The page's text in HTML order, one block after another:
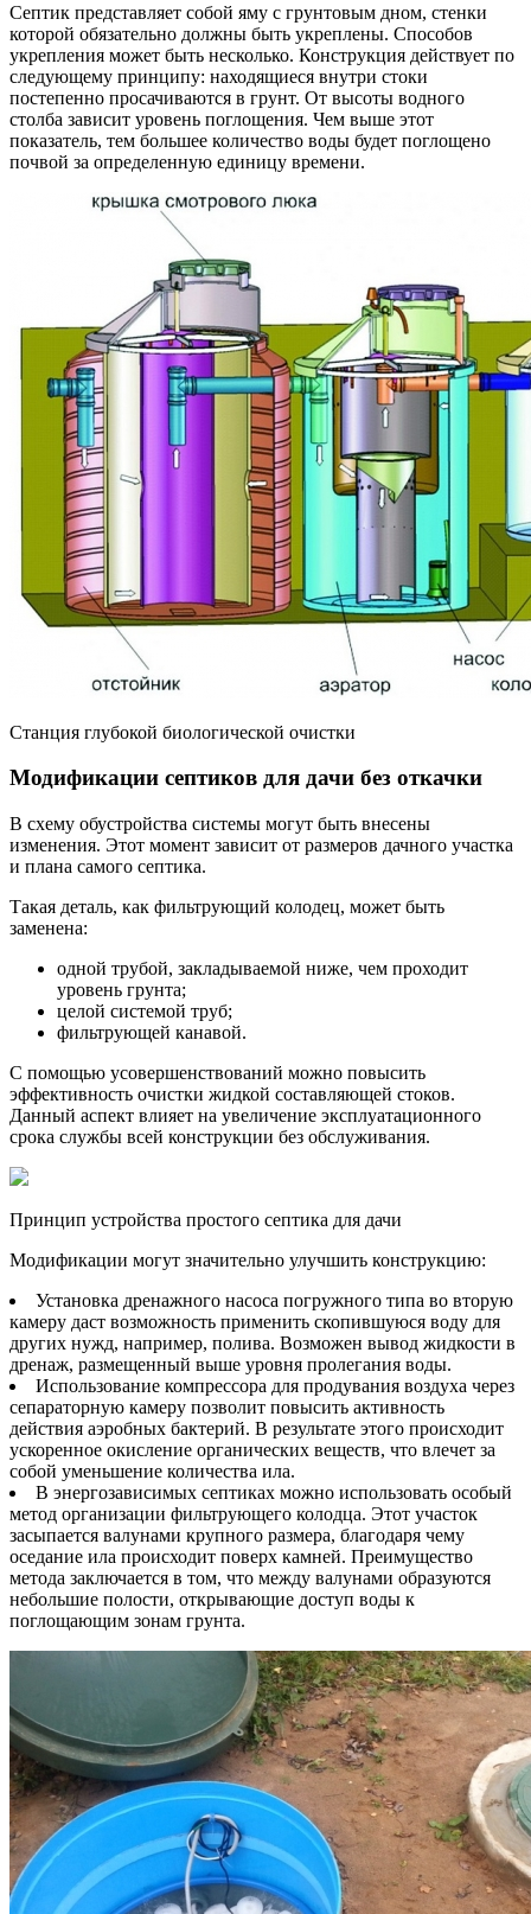
Септик представляет собой яму с грунтовым дном, стенки
которой обязательно должны быть укреплены. Способов
укрепления может быть несколько. Конструкция действует по
следующему принципу: находящиеся внутри стоки
постепенно просачиваются в грунт. От высоты водного
столба зависит уровень поглощения. Чем выше этот
показатель, тем большее количество воды будет поглощено
почвой за определенную единицу времени.
Станция глубокой биологической очистки
Модификации септиков для дачи без откачки
В схему обустройства системы могут быть внесены
изменения. Этот момент зависит от размеров дачного участка
и плана самого септика.
Такая деталь, как фильтрующий колодец, может быть
заменена:
одной трубой, закладываемой ниже, чем проходит
уровень грунта;
целой системой труб;
фильтрующей канавой.
С помощью усовершенствований можно повысить
эффективность очистки жидкой составляющей стоков.
Данный аспект влияет на увеличение эксплуатационного
срока службы всей конструкции без обслуживания.
Принцип устройства простого септика для дачи
Модификации могут значительно улучшить конструкцию:
Установка дренажного насоса погружного типа во вторую
камеру даст возможность применить скопившуюся воду для
других нужд, например, полива. Возможен вывод жидкости в
дренаж, размещенный выше уровня пролегания воды.
Использование компрессора для продувания воздуха через
сепараторную камеру позволит повысить активность
действия аэробных бактерий. В результате этого происходит
ускоренное окисление органических веществ, что влечет за
собой уменьшение количества ила.
В энергозависимых септиках можно использовать особый
метод организации фильтрующего колодца. Этот участок
засыпается валунами крупного размера, благодаря чему
оседание ила происходит поверх камней. Преимущество
метода заключается в том, что между валунами образуются
небольшие полости, открывающие доступ воды к
поглощающим зонам грунта.